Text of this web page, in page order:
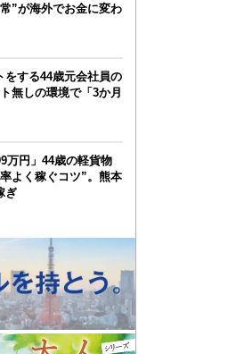
”が海外でお金に変わ
をする44歳元会社員の
無しの環境で「3か月
万円」44歳の軽貨物
よく稼ぐコツ”。熊本
ぎ